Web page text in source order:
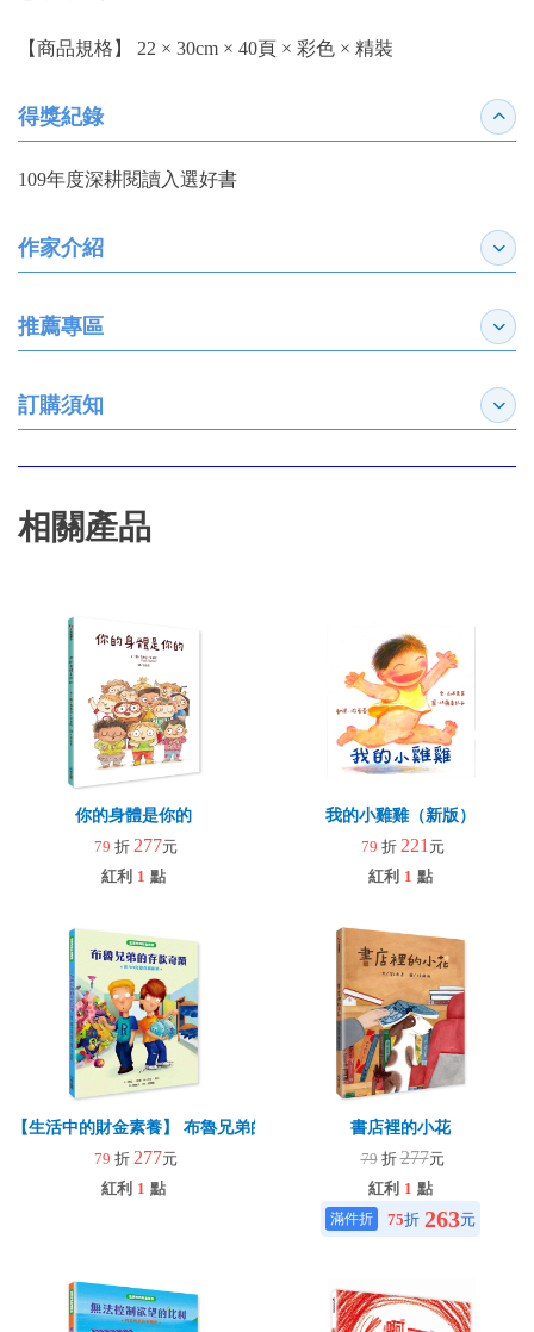
【商品規格】 22 × 30cm × 40頁 × 彩色 × 精裝
得獎紀錄 收合
109年度深耕閱讀入選好書
作家介紹 展開
推薦專區 展開
訂購須知 展開
相關產品
你的身體是你的
79 折 277元
紅利 1 點
我的小雞雞（新版）
79 折 221 元
紅利 1 點
【生活中的財金素養】 布魯兄弟的存款奇蹟：用30元變百萬富翁
79 折 277元
紅利 1 點
書店裡的小花
79 折277元
紅利 1 點
75折 263元